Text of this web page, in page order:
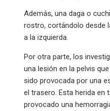
Además, una daga o
rostro, cortándolo desde
a la izquierda.
Por otra parte, los
una lesión en la pelvis
sido provocada por una
el trasero. Esta herida en
provocado una